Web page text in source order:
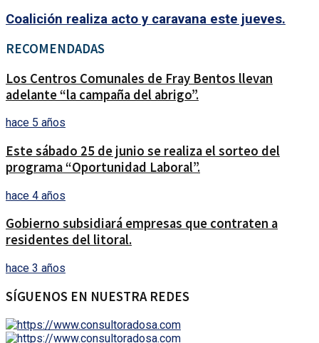
Coalición realiza acto y caravana este jueves.
RECOMENDADAS
Los Centros Comunales de Fray Bentos llevan
adelante “la campaña del abrigo”.
hace 5 años
Este sábado 25 de junio se realiza el sorteo del
programa “Oportunidad Laboral”.
hace 4 años
Gobierno subsidiará empresas que contraten a
residentes del litoral.
hace 3 años
SÍGUENOS EN NUESTRA REDES